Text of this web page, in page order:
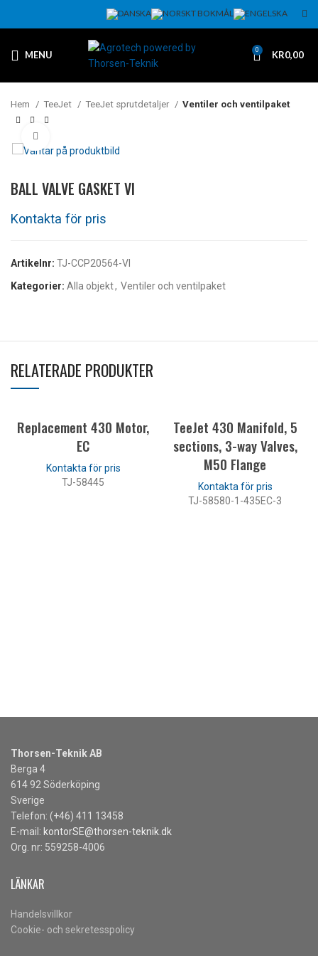
MENU 0 KR0,00
Hem TeeJet TeeJet sprutdetaljer Ventiler och ventilpaket
BALL VALVE GASKET VI
Artikelnr: TJ-CCP20564-VI
Kategorier: Alla objekt, Ventiler och ventilpaket
RELATERADE PRODUKTER
Replacement 430 Motor,
EC
TJ-58445
TeeJet 430 Manifold, 5
sections, 3-way Valves,
M50 Flange
TJ-58580-1-435EC-3
Thorsen-Teknik AB
Berga 4
614 92 Söderköping
Sverige
Telefon: (+46) 411 13458
E-mail: kontorSE@thorsen-teknik.dk
Org. nr: 559258-4006
LÄNKAR
Handelsvillkor
Cookie- och sekretesspolicy